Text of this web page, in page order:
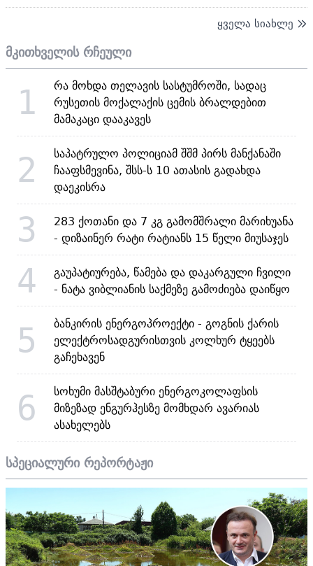
ყველა სიახლე
მკითხველის რჩეული
1
რა მოხდა თელავის სასტუმროში, სადაც
რუსეთის მოქალაქის ცემის ბრალდებით
მამაკაცი დააკავეს
2
საპატრულო პოლიციამ შშმ პირს მანქანაში
ჩააფსმევინა, შსს-ს 10 ათასის გადახდა
დაეკისრა
3
283 ქოთანი და 7 კგ გამომშრალი მარიხუანა
- დიზაინერ რატი რატიანს 15 წელი მიუსაჯეს
4
გაუპატიურება, წამება და დაკარგული ჩვილი
- ნატა ვიბლიანის საქმეზე გამოძიება დაიწყო
5
ბანკირის ენერგოპროექტი - გოგნის ქარის
ელექტროსადგურისთვის კოლხურ ტყეებს
გაჩეხავენ
6
სოხუმი მასშტაბური ენერგოკოლაფსის
მიზეზად ენგურჰესზე მომხდარ ავარიას
ასახელებს
სპეციალური რეპორტაჟი